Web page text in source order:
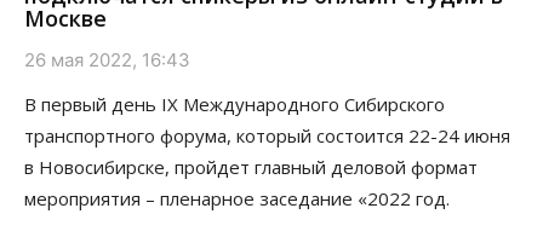
Москве
26 мая 2022, 16:43
В первый день IX Международного Сибирского
транспортного форума, который состоится 22-24 июня
в Новосибирске, пройдет главный деловой формат
мероприятия – пленарное заседание «2022 год.